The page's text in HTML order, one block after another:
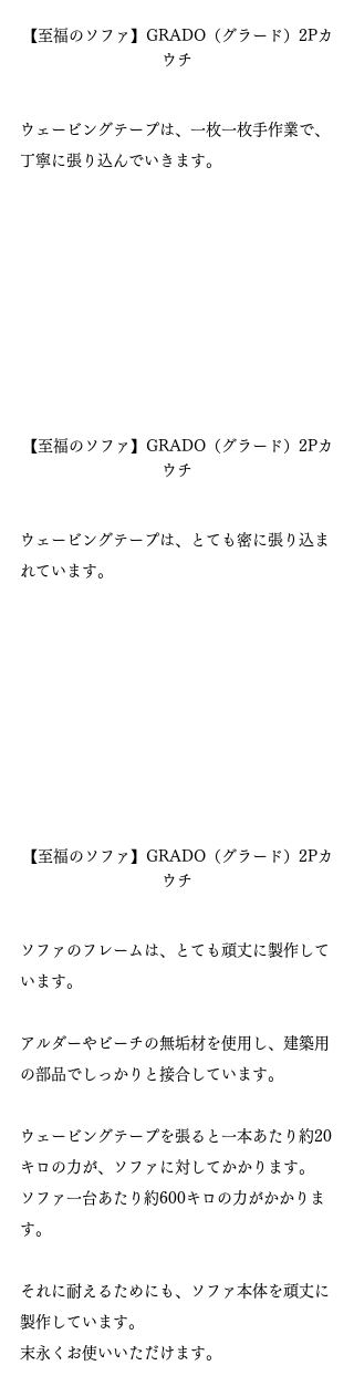
【至福のソファ】GRADO（グラード）2Pカ
ウチ
ウェービングテープは、一枚一枚手作業で、
丁寧に張り込んでいきます。
【至福のソファ】GRADO（グラード）2Pカ
ウチ
ウェービングテープは、とても密に張り込ま
れています。
【至福のソファ】GRADO（グラード）2Pカ
ウチ
ソファのフレームは、とても頑丈に製作して
います。
アルダーやビーチの無垢材を使用し、建築用
の部品でしっかりと接合しています。
ウェービングテープを張ると一本あたり約20
キロの力が、ソファに対してかかります。
ソファ一台あたり約600キロの力がかかりま
す。
それに耐えるためにも、ソファ本体を頑丈に
製作しています。
末永くお使いいただけます。